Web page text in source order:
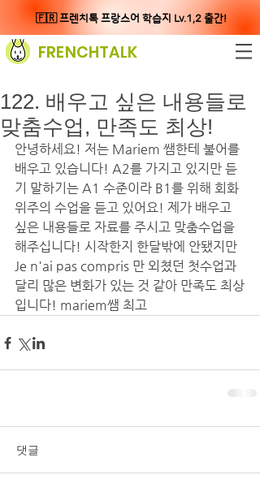
🇫🇷 프렌치톡 프랑스어 학습지 Lv.1,2 출간!
FRENCHTALK
122. 배우고 싶은 내용들로
맞춤수업, 만족도 최상!
안녕하세요! 저는 Mariem 쌤한테 불어를
배우고 있습니다! A2를 가지고 있지만 듣
기 말하기는 A1 수준이라 B1를 위해 회화
위주의 수업을 듣고 있어요! 제가 배우고
싶은 내용들로 자료를 주시고 맞춤수업을
해주십니다! 시작한지 한달밖에 안됐지만
Je n'ai pas compris 만 외쳤던 첫수업과
달리 많은 변화가 있는 것 같아 만족도 최상
입니다! mariem쌤 최고
댓글